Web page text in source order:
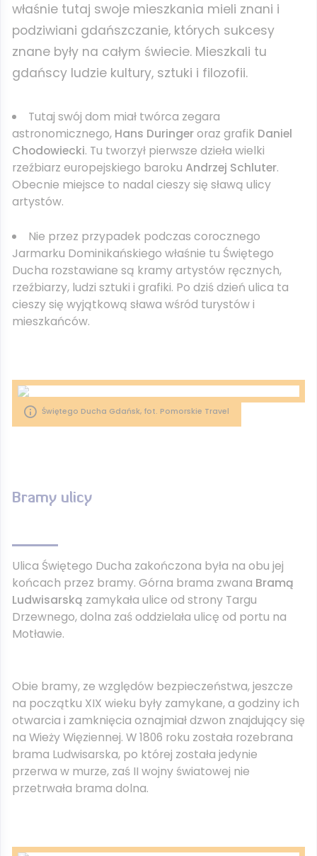
właśnie tutaj swoje mieszkania mieli znani i
podziwiani gdańszczanie, których sukcesy
znane były na całym świecie. Mieszkali tu
gdańscy ludzie kultury, sztuki i filozofii.
Tutaj swój dom miał twórca zegara
astronomicznego, Hans Duringeroraz grafik Daniel
Chodowiecki. Tu tworzył pierwsze dzieła wielki
rzeźbiarz europejskiego baroku Andrzej Schluter.
Obecnie miejsce to nadal cieszy się sławą ulicy
artystów.
Nie przez przypadek podczas corocznego
Jarmarku Dominikańskiego właśnie tu Świętego
Ducha rozstawiane są kramy artystów ręcznych,
rzeźbiarzy, ludzi sztuki i grafiki. Po dziś dzień ulica ta
cieszy się wyjątkową sława wśród turystów i
mieszkańców.
Świętego Ducha Gdańsk, fot. Pomorskie Travel
Bramy ulicy
Ulica Świętego Ducha zakończona była na obu jej
końcach przez bramy. Górna brama zwana Bramą
Ludwisarską zamykała ulice od strony Targu
Drzewnego, dolna zaś oddzielała ulicę od portu na
Motławie.
Obie bramy, ze względów bezpieczeństwa, jeszcze
na początku XIX wieku były zamykane, a godziny ich
otwarcia i zamknięcia oznajmiał dzwon znajdujący się
na Wieży Więziennej. W 1806 roku została rozebrana
brama Ludwisarska, po której została jedynie
przerwa w murze, zaś II wojny światowej nie
przetrwała brama dolna.